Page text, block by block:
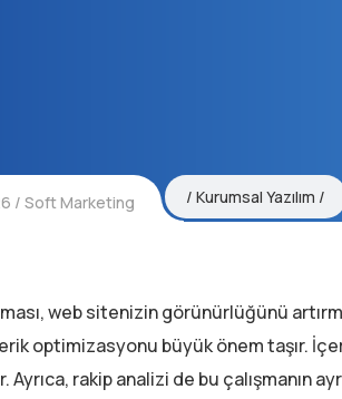
Soft Marketing Kurumsal Yazılım
web sitenizin görünürlüğünü
optimizasyonu büyük önem taşır.
Ayrıca, rakip analizi de bu çalışmanın